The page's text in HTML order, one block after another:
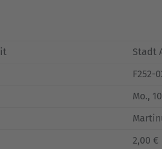
Stadt
F252-
Mo.,
2,00 €